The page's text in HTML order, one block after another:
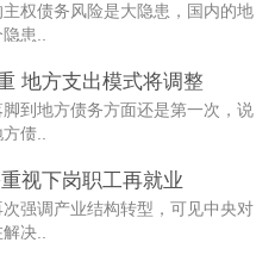
权债务风险是大隐患，国内的地
患..
地方支出模式将调整
到地方债务方面还是第一次，说
债..
视下岗职工再就业
强调产业结构转型，可见中央对
决..